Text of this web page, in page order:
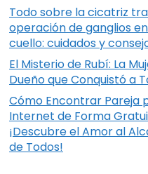
Todo sobre la cicatriz
operación de ganglios
cuello: cuidados y
El Misterio de Rubí: La
Dueño que Conquistó a
Cómo Encontrar Pareja
Internet de Forma
¡Descubre el Amor al
de Todos!